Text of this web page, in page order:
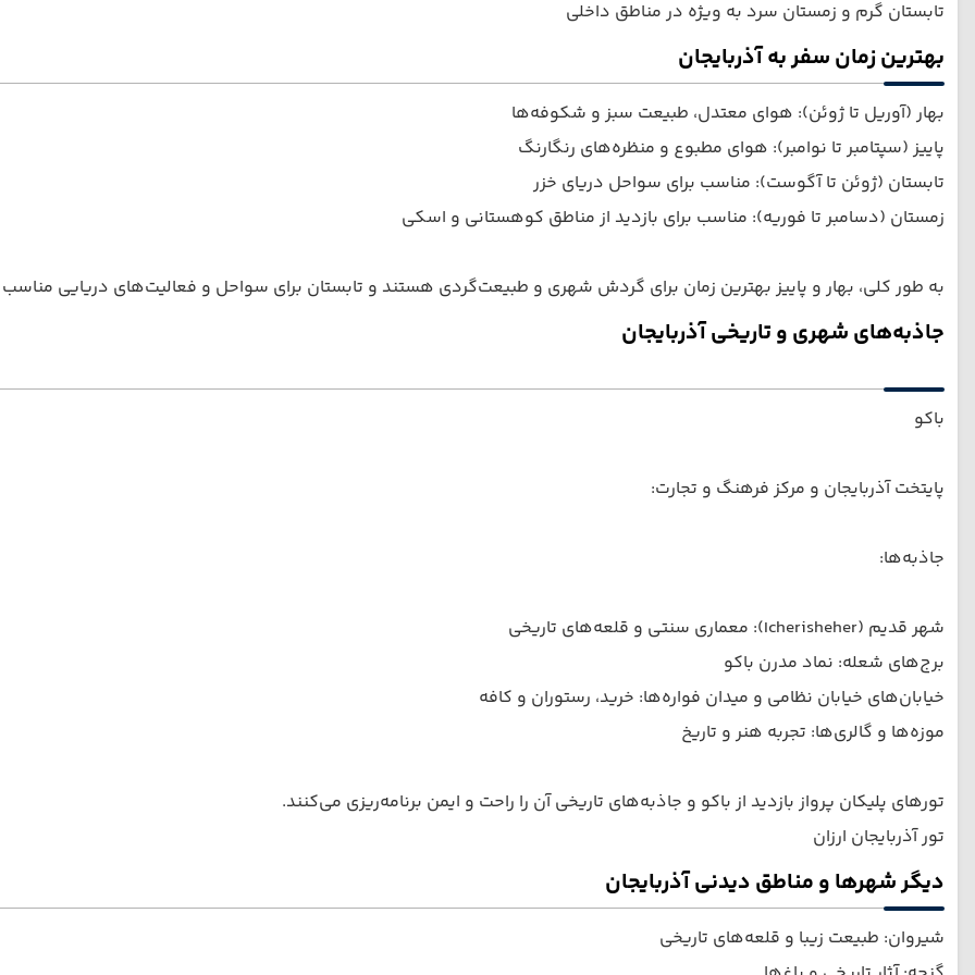
تابستان گرم و زمستان سرد به ویژه در مناطق داخلی
بهترین زمان سفر به آذربایجان
بهار (آوریل تا ژوئن): هوای معتدل، طبیعت سبز و شکوفه‌ها
پاییز (سپتامبر تا نوامبر): هوای مطبوع و منظره‌های رنگارنگ
تابستان (ژوئن تا آگوست): مناسب برای سواحل دریای خزر
زمستان (دسامبر تا فوریه): مناسب برای بازدید از مناطق کوهستانی و اسکی
به طور کلی، بهار و پاییز بهترین زمان برای گردش شهری و طبیعت‌گردی هستند و تابستان برای سواحل و فعالیت‌های دریایی
جاذبه‌های شهری و تاریخی آذربایجان
باکو
پایتخت آذربایجان و مرکز فرهنگ و تجارت:
جاذبه‌ها:
شهر قدیم (Icherisheher): معماری سنتی و قلعه‌های تاریخی
برج‌های شعله: نماد مدرن باکو
خیابان‌های خیابان نظامی و میدان فواره‌ها: خرید، رستوران و کافه
موزه‌ها و گالری‌ها: تجربه هنر و تاریخ
تورهای پلیکان پرواز بازدید از باکو و جاذبه‌های تاریخی آن را راحت و ایمن برنامه‌ریزی می‌کنند.
تور آذربایجان ارزان
دیگر شهرها و مناطق دیدنی آذربایجان
شیروان: طبیعت زیبا و قلعه‌های تاریخی